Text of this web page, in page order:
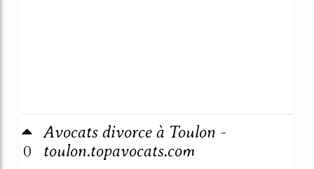
0
Avocats divorce à Toulon -
toulon.topavocats.com